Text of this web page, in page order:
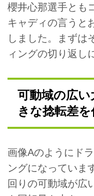
櫻井心那選手とも
キャディの言うと
しました。まずは
ィングの切り返し
可動域の広
きな捻転差を
画像Aのようにド
ングになっていま
回りの可動域が広